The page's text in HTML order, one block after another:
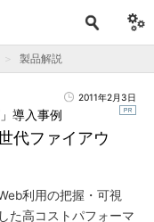
製品解説
2011年2月3日
代ファイアウ
導入事例
利用の把握・可視
た高コストパフォーマ